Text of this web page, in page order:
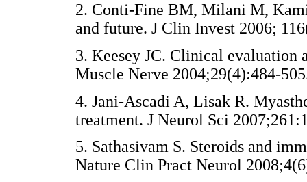
2. Conti-Fine BM, Milani M,
and future. J Clin Invest 2006;
3. Keesey JC. Clinical evaluation
Muscle Nerve
4. Jani-Ascadi A, Lisak R.
treatment. J Neurol Sci
5. Sathasivam S. Steroids and
Nature Clin Pract Neurol